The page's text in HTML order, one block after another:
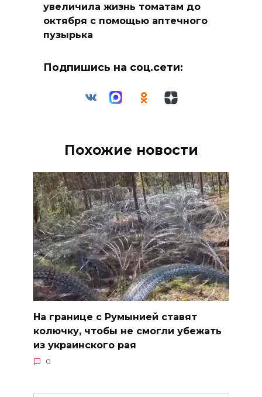
увеличила жизнь томатам до
октября с помощью аптечного
пузырька
Подпишись на соц.сети:
Похожие новости
На границе с Румынией ставят
колючку, чтобы не смогли убежать
из украинского рая
0